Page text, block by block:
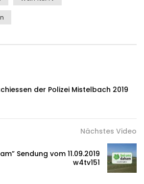
der Polizei Mistelbach 2019
Nächstes Video
Sendung vom 11.09.2019
w4tv151